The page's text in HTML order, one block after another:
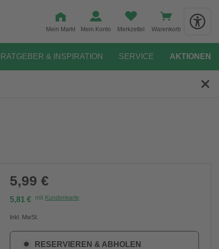
Mein Markt Mein Konto Merkzettel Warenkorb
RATGEBER & INSPIRATION SERVICE AKTIONEN
5,99 €
5,81 € mit Kundenkarte
Inkl. MwSt.
RESERVIEREN & ABHOLEN